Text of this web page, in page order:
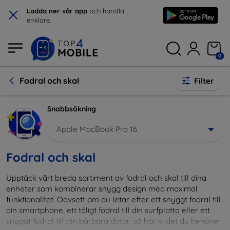
× Ladda ner vår app och handla
enklare.
0
Fodral och skal Filter
Snabbsökning
Apple MacBook Pro 16
Fodral och skal
Upptäck vårt breda sortiment av fodral och skal till dina
enheter som kombinerar snygg design med maximal
funktionalitet. Oavsett om du letar efter ett snyggt fodral till
din smartphone, ett tåligt fodral till din surfplatta eller ett
snyggt fodral till din bärbara dator, så har vi det du behöver.